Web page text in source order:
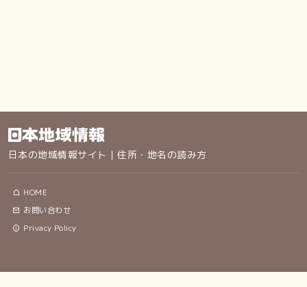
日本の地域情報サイト｜住所・地名の読み方
HOME
お問い合わせ
Privacy Policy